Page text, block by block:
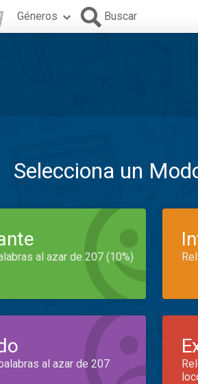
Géneros Buscar
Selecciona un
al azar de 207 (10%)
al azar de 207